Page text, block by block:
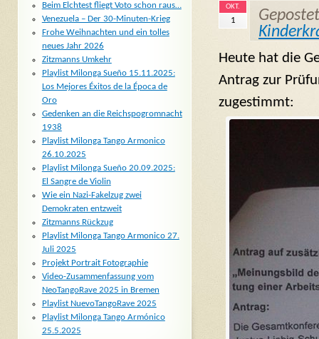
OKT.
1
Heute hat die
Antrag zur
zugestimmt:
Beim Elchtest fliegt Voto schon raus…
Venezuela – Der 30-Minuten-Krieg
Frohe Weihnachten und ein tolles
neues Jahr 2026
Zitzmanns Umkehr
Playlist Milonga Sueño 15.11.2025:
Los Mejores Éxitos de la Época de
Oro
Gedenken an die Reichspogromnacht
1938
Playlist Milonga Tango Armonico
26.10.2025
Playlist Milonga Sueño 20.09.2025:
El Sangre de Violin
Wie ein Nazi-Fakelzug zwei
Demokraten entzweit
Zitzmanns Rückzug
Playlist Milonga Tango Armonico 27.
Juli 2025
Projekt Portrait Fotographie
Video-Zusammenfassung vom
NeoTangoRave 2025 in Bremen
Playlist NuevoTangoRave 2025
Playlist Milonga Tango Armónico
25.5.2025